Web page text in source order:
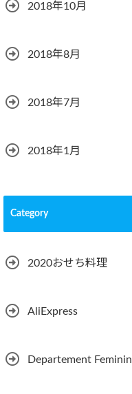
2018年10月
2018年8月
2018年7月
2018年1月
Category
2020おせち料理
AliExpress
Departement Feminin